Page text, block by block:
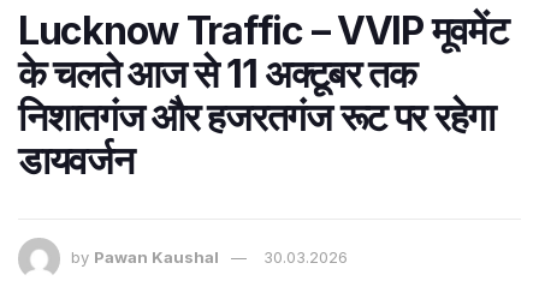
Lucknow Traffic – VVIP मूवमेंट
के चलते आज से 11 अक्टूबर तक
निशातगंज और हजरतगंज रूट पर रहेगा
डायवर्जन
by Pawan Kaushal 30.03.2026